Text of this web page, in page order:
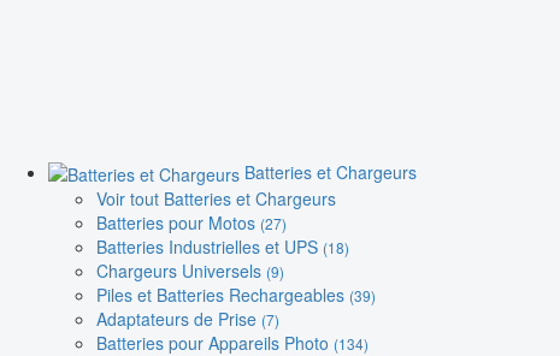
Batteries et Chargeurs
Voir tout Batteries et Chargeurs
Batteries pour Motos (27)
Batteries Industrielles et UPS (18)
Chargeurs Universels (9)
Piles et Batteries Rechargeables (39)
Adaptateurs de Prise (7)
Batteries pour Appareils Photo (134)